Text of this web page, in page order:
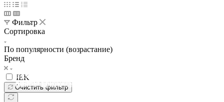
Фильтр
Сортировка
По популярности (возрастание)
Бренд
IEK
Очистить фильтр
Освещение
Здания префектуры ТиНАО
Освещение
Калужский завод путевых машин и гидроприводов
Освещение
СТРОИТЕЛЬНЫЙ ГИПЕРМАРКЕТ «ЛЕРУА
МЕРЛЕН»
Освещение
Железнодорожный вокзал Арзамас-1